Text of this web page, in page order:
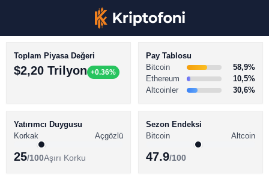
BİTCOİN HABERLERİ
ALTCOİN HABERLERİ
Toplam Piyasa Değeri
$2,20 Trilyon +0.36%
Pay Tablosu
Bitcoin
58,9%
Ethereum
10,5%
Altcoinler
30,6%
Yatırımcı Duygusu
Korkak
Açgözlü
25/100Aşırı Korku
Sezon Endeksi
Bitcoin
Altcoin
47.9/100